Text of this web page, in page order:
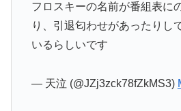
フロスキーの名前が番組表に
り、引退匂わせがあったりし
いるらしいです
— 天泣 (@JZj3zck78fZkMS3)